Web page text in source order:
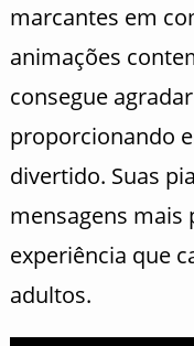
marcantes em
animações
consegue
proporcionando
divertido. Suas
mensagens
experiência que
adultos.